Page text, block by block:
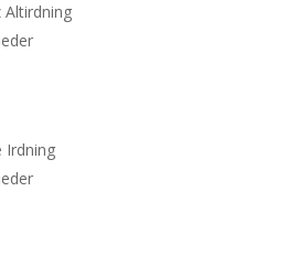
Altirdning
Irdning